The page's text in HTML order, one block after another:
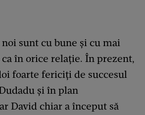
sunt cu bune și cu mai
în orice relație. În prezent,
foarte fericiți de succesul
și în plan
David chiar a început să